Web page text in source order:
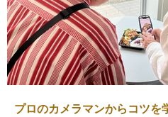
プロのカメラマンからコツを